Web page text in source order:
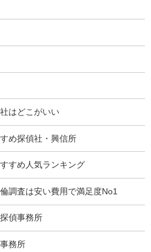
）
合
はどこがいい
め探偵社・興信所
すめ人気ランキング
調査は安い費用で満足度No1
偵事務所
務所